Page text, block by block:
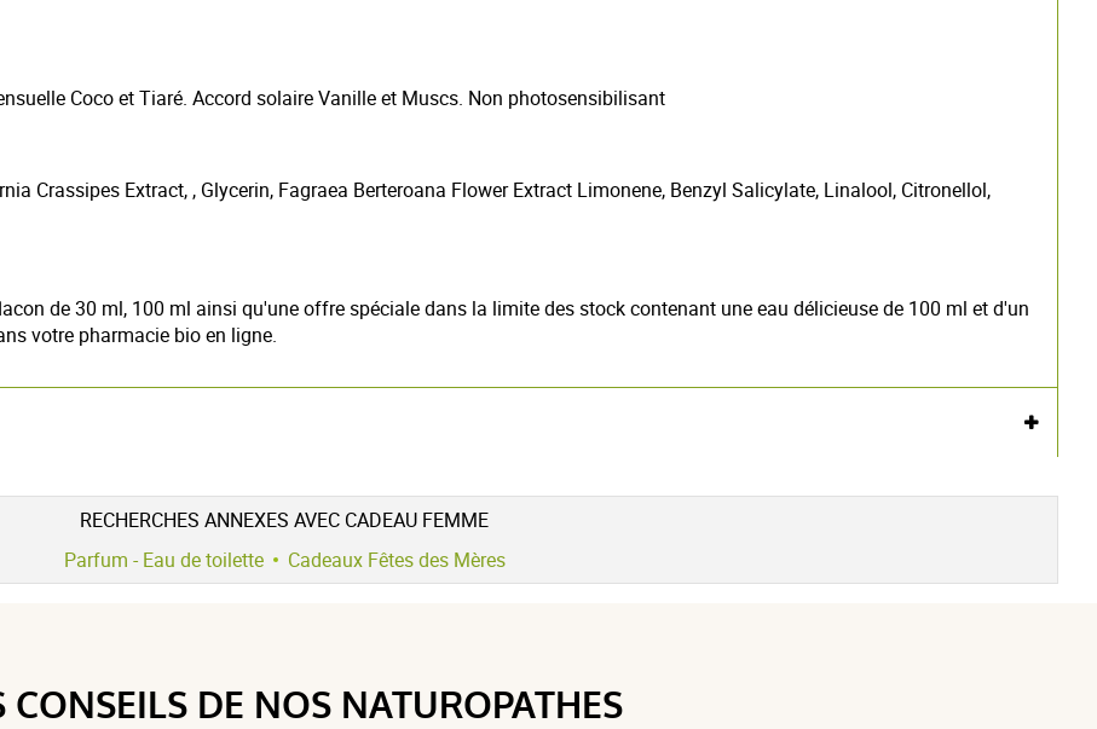
Coco et Tiaré. Accord solaire Vanille et Muscs. Non photosensibilisant
Crassipes Extract, , Glycerin, Fagraea Berteroana Flower Extract Limonene, Benzyl Salicylate, Linalool, Citronellol,
de 30 ml, 100 ml ainsi qu'une offre spéciale dans la limite des stock contenant une eau délicieuse de 100 ml et d'un
votre pharmacie bio en ligne.
Voir l'attestation de confiance
(1Avis)
2 étoiles
0
RECHERCHES ANNEXES AVEC CADEAU FEMME
Parfum - Eau de toilette
Cadeaux Fêtes des Mères
CONSEILS DE NOS NATUROPATHES